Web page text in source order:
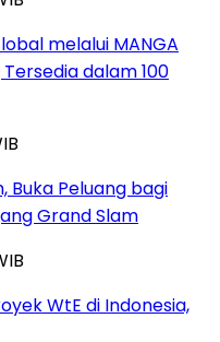
melalui MANGA
dalam 100
Buka Peluang bagi
Grand Slam
WtE di Indonesia,